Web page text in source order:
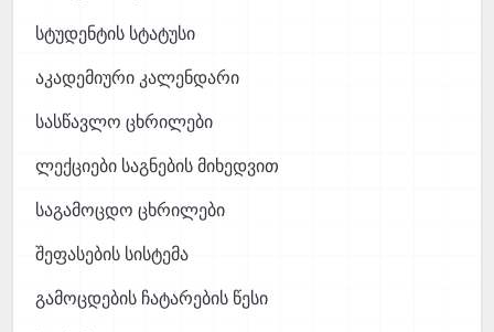
სტუდენტის სტატუსი
აკადემიური კალენდარი
სასწავლო ცხრილები
ლექციები საგნების მიხედვით
საგამოცდო ცხრილები
შეფასების სისტემა
გამოცდების ჩატარების წესი